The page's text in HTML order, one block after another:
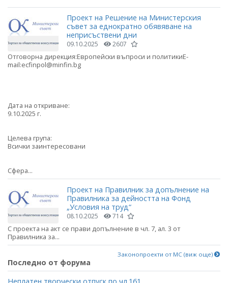
Проект на Решение на Министерския
съвет за еднократно обявяване на
неприсъствени дни
09.10.2025 2607
Отговорна дирекция:Европейски въпроси и политикиE-
mail:ecfinpol@minfin.bg
Дата на откриване:
9.10.2025 г.
Целева група:
Всички заинтересовани
Сфера...
Проект на Правилник за допълнение на
Правилника за дейността на Фонд
„Условия на труд“
08.10.2025 714
С проекта на акт се прави допълнение в чл. 7, ал. 3 от
Правилника за...
Законопроекти от МС (виж още)
Последно от форума